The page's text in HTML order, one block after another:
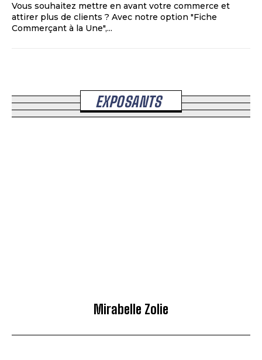
Vous souhaitez mettre en avant votre commerce et
attirer plus de clients ? Avec notre option "Fiche
Commerçant à la Une",...
EXPOSANTS
Mirabelle Zolie